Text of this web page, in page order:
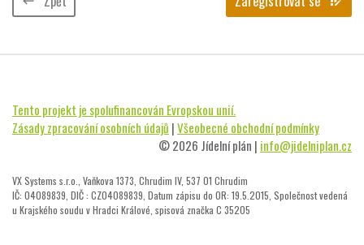
Tento projekt je spolufinancován Evropskou unií.
Zásady zpracování osobních údajů |Všeobecné obchodní podmínky
© 2026 Jídelní plán | info@jidelniplan.cz
VX Systems s.r.o., Vaňkova 1373, Chrudim IV, 537 01 Chrudim
IČ: 04089839, DIČ : CZ04089839, Datum zápisu do OR: 19.5.2015, Společnost vedená
u Krajského soudu v Hradci Králové, spisová značka C 35205